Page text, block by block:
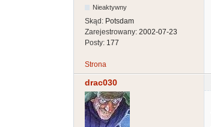
Nieaktywny
Skąd: Potsdam
Zarejestrowany: 2002-07-23
Posty: 177
Strona
drac030